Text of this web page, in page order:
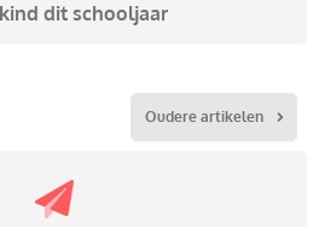
dit schooljaar
Oudere artikelen